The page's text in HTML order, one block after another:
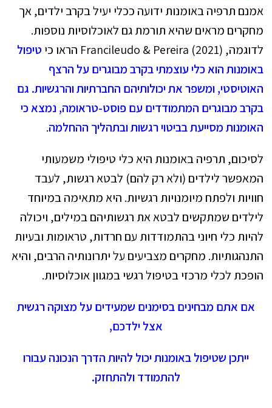
אמנם תרפיה באומנות ידועה ככלי יעיל בקרב ילדים, אך
מחקרים מראים שהיא תורמת גם לאוכלוסיות נוספות.
לדוגמה, Francileudo & Pereira (2021) הראו כי
טיפול
באומנות הוא כלי עוצמתי בקרב מבוגרים על הרצף
האוטיסטי, ומשפר את יכולותיהם החברתיות והרגשיות. גם
בקרב מבוגרים המתמודדים עם פוסט-טראומה, נמצא כי
האומנות מסייעת בביטוי רגשות ובתהליך ההחלמה.
לסיכום, תרפיה באומנות היא כלי טיפולי משמעותי
המאפשר לילדים (ולא רק להם) לבטא רגשות, לעבד
חוויות ולפתח מיומנויות רגשיות. היא מתאימה במיוחד
לילדים שמתקשים לבטא את רגשותיהם במילים, ויכולה
להיות כלי חיוני בהתמודדות עם חרדות, טראומות ובעיות
התנהגותיות. מחקרים מצביעים על יתרונותיה הרבים, והיא
הופכת לכלי מרכזי בטיפול רגשי במגוון אוכלוסיות.
אם אתם מבחינים בסימנים שמעידים על מצוקה רגשית
אצל ילדכם,
ייתכן שטיפול באומנות יכול להיות הדרך הנכונה עבורו
להתמודד ולהתחזק.